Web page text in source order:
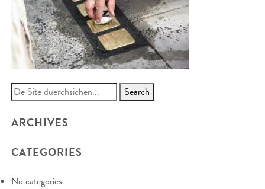
Search
for:
ARCHIVES
CATEGORIES
No categories